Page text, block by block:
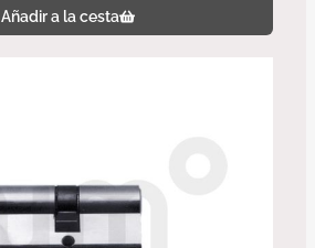
Añadir a la cesta